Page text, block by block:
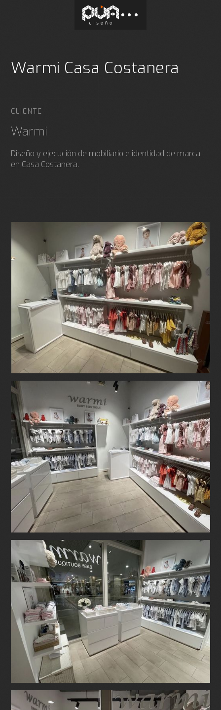
Warmi Casa Costanera
CLIENTE
Warmi
Diseño y ejecución de mobiliario e identidad de marca
en Casa Costanera.